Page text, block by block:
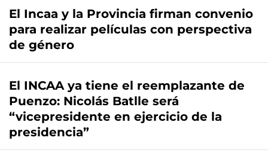
El Incaa y la Provincia firman convenio
para realizar películas con perspectiva
de género
El INCAA ya tiene el reemplazante de
Puenzo: Nicolás Batlle será
“vicepresidente en ejercicio de la
presidencia”